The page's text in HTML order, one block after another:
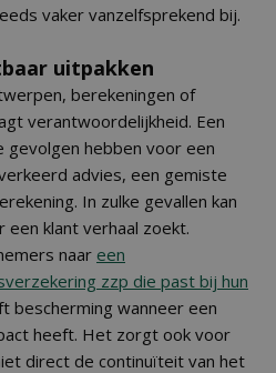
vaker vanzelfsprekend bij.
uitpakken
berekeningen of
verantwoordelijkheid. Een
gevolgen hebben voor een
advies, een gemiste
In zulke gevallen kan
een klant verhaal zoekt.
naar een
zzp die past bij hun
bescherming wanneer een
heeft. Het zorgt ook voor
direct de continuïteit van het